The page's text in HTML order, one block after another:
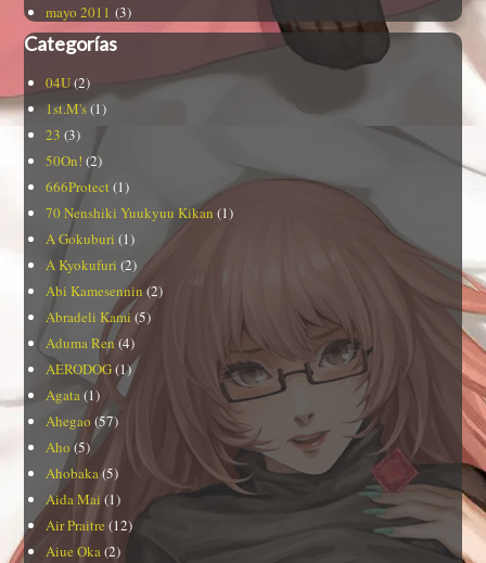
mayo 2011 (3)
Categorías
04U(2)
1st.M's(1)
23 (3)
50On! (2)
666Protect (1)
70 Nenshiki Yuukyuu Kikan (1)
A Gokuburi (1)
A Kyokufuri (2)
Abi Kamesennin (2)
Abradeli Kami (5)
Aduma Ren(4)
AERODOG(1)
Agata (1)
Ahegao (57)
Aho(5)
Ahobaka(5)
Aida Mai (1)
Air Praitre (12)
Aiue Oka (2)